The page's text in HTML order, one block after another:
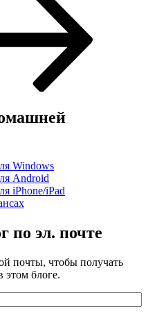
Windows
Android
iPhone/iPad
по эл. почте
почты, чтобы получать
этом блоге.